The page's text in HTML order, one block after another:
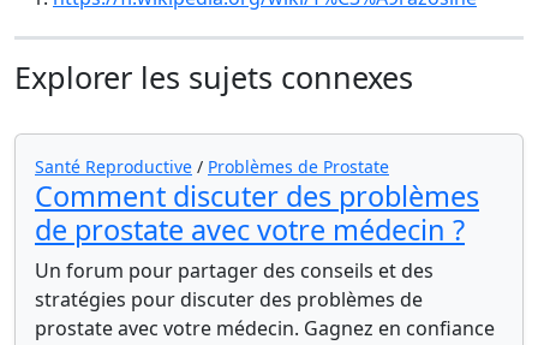
Explorer les sujets connexes
Santé Reproductive / Problèmes de Prostate
Comment discuter des problèmes
de prostate avec votre médecin ?
Un forum pour partager des conseils et des
stratégies pour discuter des problèmes de
prostate avec votre médecin. Gagnez en confiance